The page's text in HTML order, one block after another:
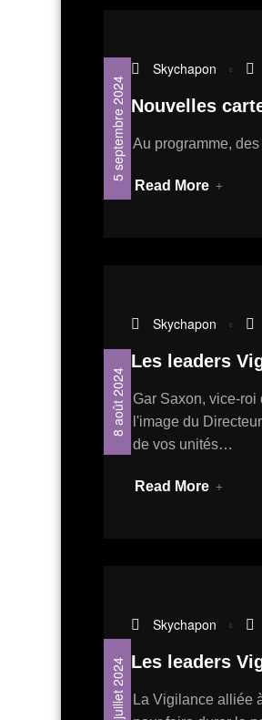
5 septembre 2024
Skychapon
Nouvelles
Au programme,
Read More
8 août 2024
Skychapon
Les leaders
Gar Saxon, vice-roi
l'image du
de vos unités…
Read More
24 juillet 2024
Skychapon
Les leaders
La Vigilance alliée